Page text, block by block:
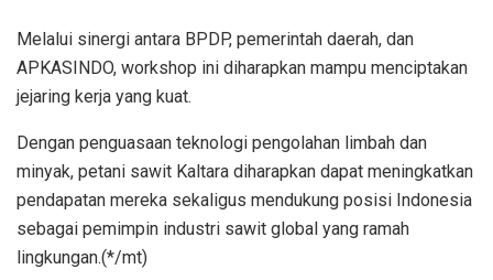
​Melalui sinergi antara BPDP, pemerintah daerah, dan
APKASINDO, workshop ini diharapkan mampu menciptakan
jejaring kerja yang kuat.
Dengan penguasaan teknologi pengolahan limbah dan
minyak, petani sawit Kaltara diharapkan dapat meningkatkan
pendapatan mereka sekaligus mendukung posisi Indonesia
sebagai pemimpin industri sawit global yang ramah
lingkungan.(*/mt)